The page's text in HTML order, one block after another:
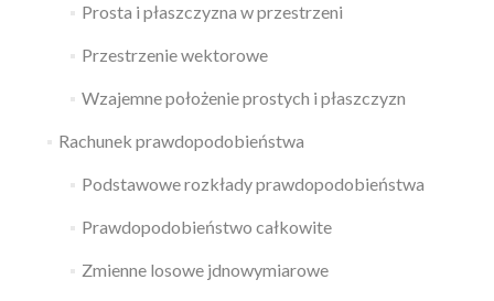
Prosta i płaszczyzna w przestrzeni
Przestrzenie wektorowe
Wzajemne położenie prostych i płaszczyzn
Rachunek prawdopodobieństwa
Podstawowe rozkłady prawdopodobieństwa
Prawdopodobieństwo całkowite
Zmienne losowe jdnowymiarowe